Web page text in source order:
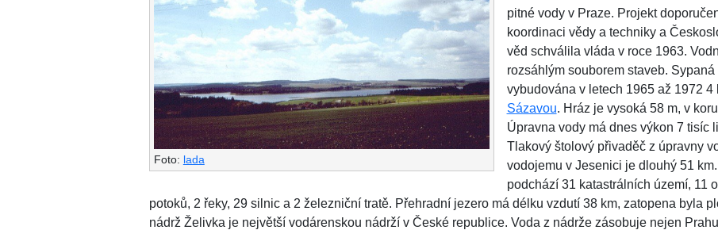
Foto: lada
pitné vody v Praze. Projekt
koordinaci vědy a techniky a
věd schválila vláda v roce 1963.
rozsáhlým souborem staveb.
vybudována v letech 1965 až 1972 4
Sázavou. Hráz je vysoká 58 m, v
Úpravna vody má dnes výkon 7 tisíc
Tlakový štolový přivaděč z úpravny
vodojemu v Jesenici je dlouhý 51
podchází 31 katastrálních území, 11
potoků, 2 řeky, 29 silnic a 2 železniční tratě. Přehradní jezero má délku vzdutí 38 km, zatopena byla
nádrž Želivka je největší vodárenskou nádrží v České republice. Voda z nádrže zásobuje nejen